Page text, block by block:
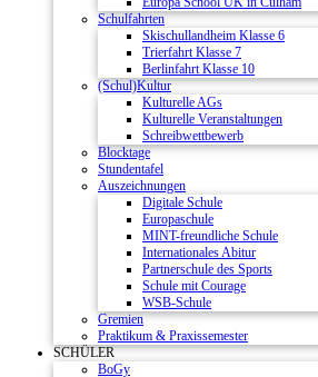
Schulfahrten
Skischullandheim Klasse 6
Trierfahrt Klasse 7
Berlinfahrt Klasse 10
(Schul)Kultur
Kulturelle AGs
Kulturelle Veranstaltungen
Schreibwettbewerb
Blocktage
Stundentafel
Auszeichnungen
Digitale Schule
Europaschule
MINT-freundliche Schule
Internationales Abitur
Partnerschule des Sports
Schule mit Courage
WSB-Schule
Gremien
Praktikum & Praxissemester
SCHÜLER
BoGy